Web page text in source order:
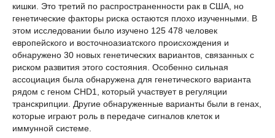
кишки. Это третий по распространенности рак в США, но
генетические факторы риска остаются плохо изученными. В
этом исследовании было изучено 125 478 человек
европейского и восточноазиатского происхождения и
обнаружено 30 новых генетических вариантов, связанных с
риском развития этого состояния. Особенно сильная
ассоциация была обнаружена для генетического варианта
рядом с геном CHD1, который участвует в регуляции
транскрипции. Другие обнаруженные варианты были в генах,
которые играют роль в передаче сигналов клеток и
иммунной системе.